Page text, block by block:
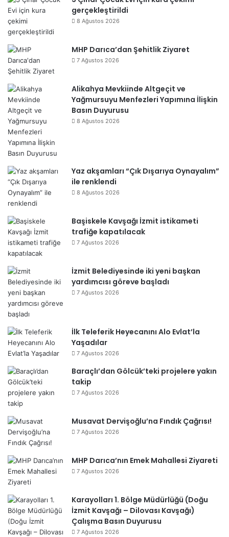
gerçekleştirildi
8 Ağustos 2026
MHP Darıca’dan Şehitlik Ziyaret
7 Ağustos 2026
Alikahya Mevkiinde Altgeçit ve
Yağmursuyu Menfezleri Yapımına İlişkin
Basın Duyurusu
8 Ağustos 2026
Yaz akşamları “Çık Dışarıya Oynayalım”
ile renklendi
8 Ağustos 2026
Başiskele Kavşağı İzmit istikameti
trafiğe kapatılacak
7 Ağustos 2026
İzmit Belediyesinde iki yeni başkan
yardımcısı göreve başladı
7 Ağustos 2026
İlk Teleferik Heyecanını Alo Evlat’la
Yaşadılar
7 Ağustos 2026
Baraçlı’dan Gölcük’teki projelere yakın
takip
7 Ağustos 2026
Musavat Dervişoğlu’na Fındık Çağrısı!
7 Ağustos 2026
MHP Darıca’nın Emek Mahallesi Ziyareti
7 Ağustos 2026
Karayolları 1. Bölge Müdürlüğü (Doğu
İzmit Kavşağı – Dilovası Kavşağı)
Çalışma Basın Duyurusu
7 Ağustos 2026